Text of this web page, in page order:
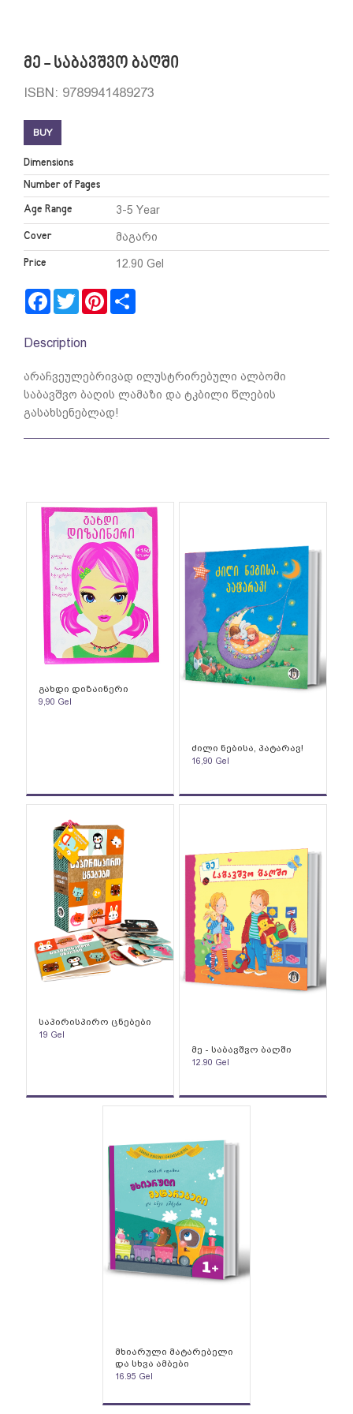
მე - საბავშვო ბაღში
ISBN: 9789941489273
BUY
Dimensions
Number of Pages
Age Range
3-5 Year
Cover მაგარი
Price 12.90 Gel
Facebook
TwitterPinterest
Description
არაჩვეულებრივად ილუსტრირებული ალბომი
საბავშვო ბაღის ლამაზი და ტკბილი წლების
გასახსენებლად!
გახდი დიზაინერი
9,90 Gel
ძილი ნებისა, პატარავ!
16,90 Gel
საპირისპირო ცნებები
19 Gel
მე - საბავშვო ბაღში
12.90 Gel
მხიარული მატარებელი
და სხვა ამბები
16.95 Gel